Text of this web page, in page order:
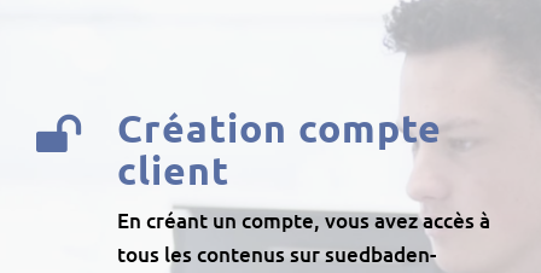
Création compte
client
En créant un compte, vous avez accès à
tous les contenus sur suedbaden-